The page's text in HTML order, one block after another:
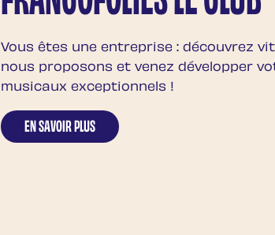
Vous êtes une entreprise : découvrez
nous proposons et venez développer
musicaux exceptionnels !
EN SAVOIR PLUS